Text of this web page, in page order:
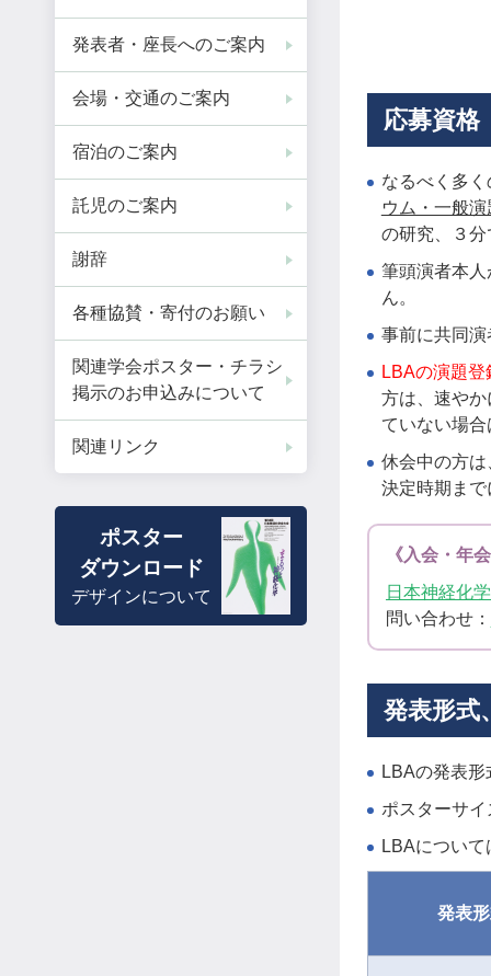
発表者・座長へのご案内
会場・交通のご案内
宿泊のご案内
託児のご案内
謝辞
各種協賛・寄付のお願い
関連学会ポスター・チラシ
掲示のお申込みについて
関連リンク
ポスター
ダウンロード
デザインについて
応募資格
なるべく多
ウム・一般
の研究、３
筆頭演者本
ん。
事前に共同
LBAの演題
方は、速や
ていない場
休会中の方
決定時期ま
《入会・年
日本神経化
問い合わせ：
発表形式
LBAの発表
ポスターサ
LBAについ
発表